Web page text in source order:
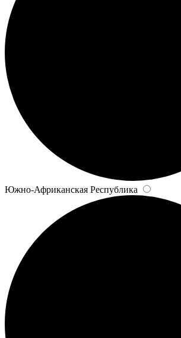
Южно-Африканская Республика